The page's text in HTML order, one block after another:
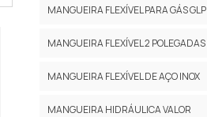
MANGUEIRA FLEXÍVEL PARA GÁS GLP
MANGUEIRA FLEXÍVEL 2 POLEGADAS
MANGUEIRA FLEXÍVEL DE AÇO INOX
MANGUEIRA HIDRÁULICA VALOR